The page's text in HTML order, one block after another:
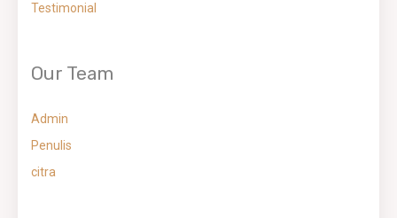
Testimonial
Our Team
Admin
Penulis
citra